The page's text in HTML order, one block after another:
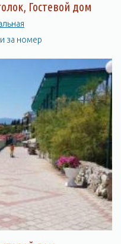
Гостевой дом
за номер